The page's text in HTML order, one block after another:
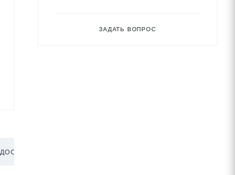
ДОСТАВКА
ЗАДАТЬ ВОПРОС